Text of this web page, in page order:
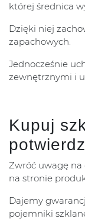
której średnica
Dzięki niej
zapachowych.
Jednocześnie
zewnętrznymi i
Kupuj
Zwróć uwagę
na stronie
Dajemy
pojemniki